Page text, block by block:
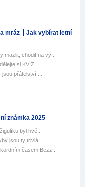
mráz
Jak vybírat letní
mazlit, chodit na vý...
si KVÍZ!
jsou přátelství ...
známka 2025
byl hvě...
jsou ty triviá...
časem Bezz...